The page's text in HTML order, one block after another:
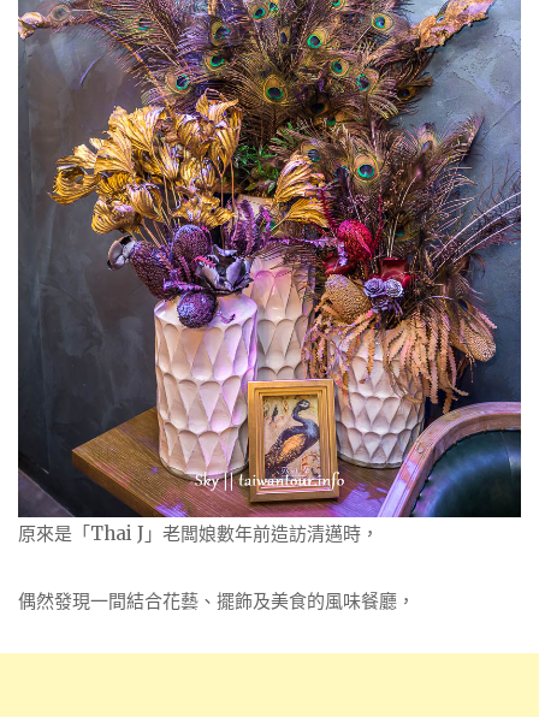
原來是「Thai J」老闆娘數年前造訪清邁時，
偶然發現一間結合花藝、擺飾及美食的風味餐廳，